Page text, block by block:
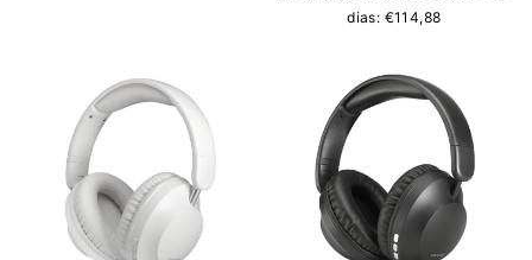
dias: €114,88